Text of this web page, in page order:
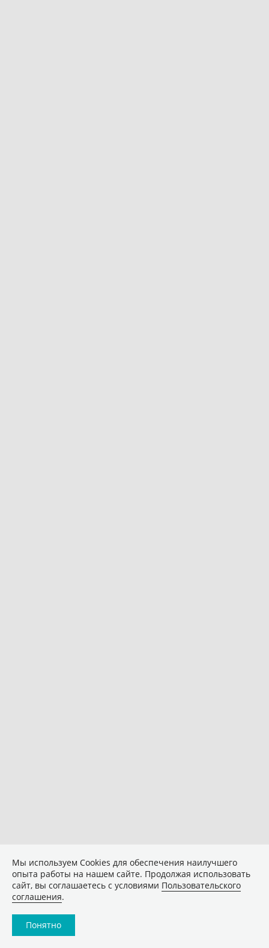
Мы используем Сookies для обеспечения наилучшего
опыта работы на нашем сайте. Продолжая использовать
сайт, вы соглашаетесь с условиями Пользовательского
соглашения.
Понятно